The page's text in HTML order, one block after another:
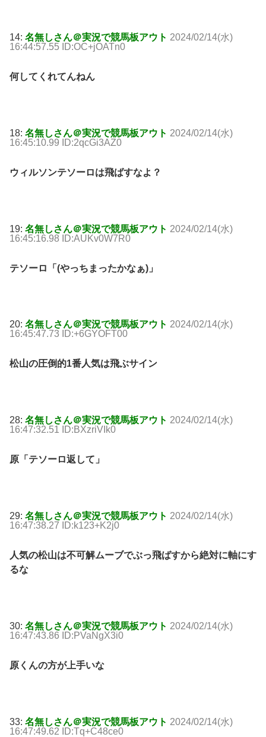
14: 名無しさん＠実況で競馬板アウト 2024/02/14(水)
16:44:57.55 ID:OC+jOATn0
何してくれてんねん
18: 名無しさん＠実況で競馬板アウト 2024/02/14(水)
16:45:10.99 ID:2qcGi3AZ0
ウィルソンテソーロは飛ばすなよ？
19: 名無しさん＠実況で競馬板アウト 2024/02/14(水)
16:45:16.98 ID:AUKv0W7R0
テソーロ「(やっちまったかなぁ)」
20: 名無しさん＠実況で競馬板アウト 2024/02/14(水)
16:45:47.73 ID:+6GYOFT00
松山の圧倒的1番人気は飛ぶサイン
28: 名無しさん＠実況で競馬板アウト 2024/02/14(水)
16:47:32.51 ID:BXzriVIk0
原「テソーロ返して」
29: 名無しさん＠実況で競馬板アウト 2024/02/14(水)
16:47:38.27 ID:k123+K2j0
人気の松山は不可解ムーブでぶっ飛ばすから絶対に軸にす
るな
30: 名無しさん＠実況で競馬板アウト 2024/02/14(水)
16:47:43.86 ID:PVaNgX3i0
原くんの方が上手いな
33: 名無しさん＠実況で競馬板アウト 2024/02/14(水)
16:47:49.62 ID:Tq+C48ce0